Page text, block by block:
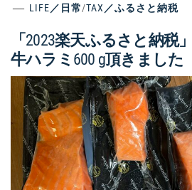
LIFE／日常/TAX／ふるさと納税
「2023楽天ふるさと納税
牛ハラミ600 g頂きました